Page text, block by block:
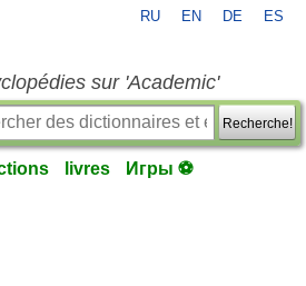
RU EN DE ES
sur 'Academic'
Recherche!
livres Игры ⚽